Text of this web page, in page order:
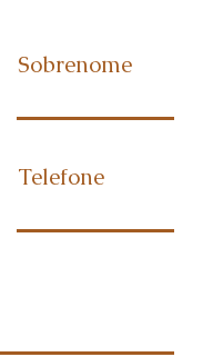
Sobrenome
Telefone